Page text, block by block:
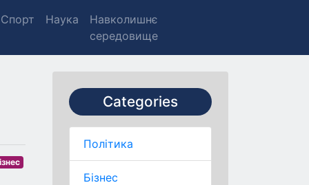
Спорт Наука
Навколишнє
середовище
Categories
Політика
Бізнес